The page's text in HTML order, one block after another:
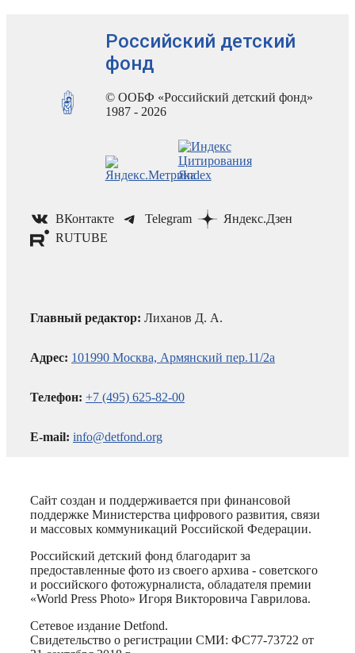
Российский детский
фонд
© ООБФ «Российский детский фонд»
1987 - 2026
ВКонтакте Telegram
Яндекс.Дзен
RUTUBE
Главный редактор: Лиханов Д. А.
Адрес: 101990 Москва, Армянский пер.11/2а
Телефон: +7 (495) 625-82-00
E-mail: info@detfond.org
Сайт создан и поддерживается при финансовой
поддержке Министерства цифрового развития, связи
и массовых коммуникаций Российской Федерации.
Российский детский фонд благодарит за
предоставленные фото из своего архива - советского
и российского фотожурналиста, обладателя премии
«World Press Photo» Игоря Викторовича Гаврилова.
Сетевое издание Detfond.
Свидетельство о регистрации СМИ: ФС77-73722 от